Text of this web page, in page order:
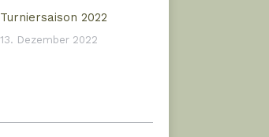
Turniersaison 2022
13. Dezember 2022